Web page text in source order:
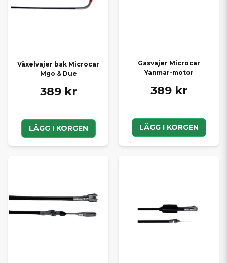
Växelvajer bak Microcar
Mgo & Due
389 kr
LÄGG I KORGEN
Gasvajer Microcar
Yanmar-motor
389 kr
LÄGG I KORGEN